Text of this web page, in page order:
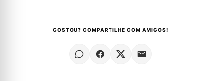
GOSTOU? COMPARTILHE COM AMIGOS!